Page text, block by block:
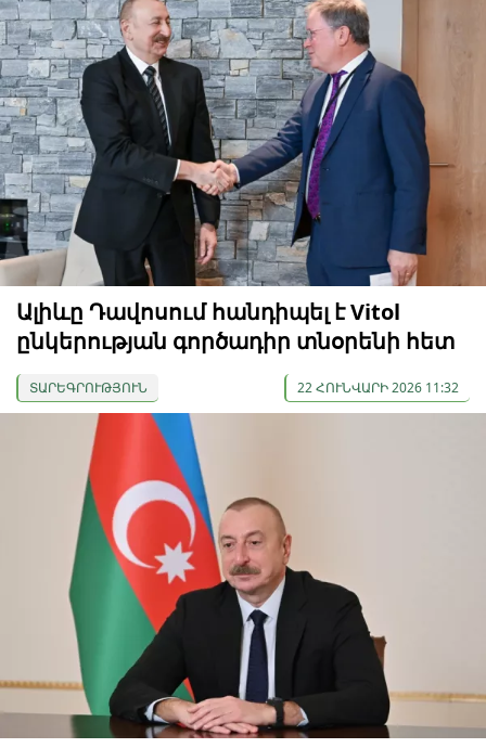
Ալիևը Դավոսում հանդիպել է Vitol
ընկերության գործադիր տնօրենի հետ
ՏԱՐԵԳՐՈՒԹՅՈՒՆ 22 ՀՈՒՆՎԱՐԻ 2026 11:32